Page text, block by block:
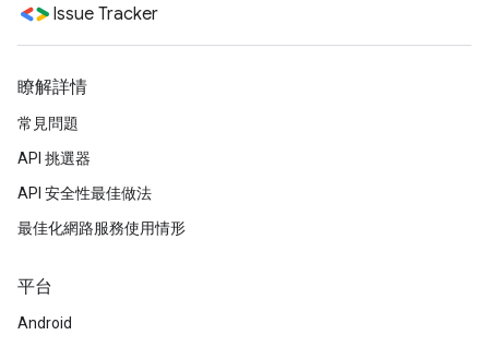
Issue Tracker
瞭解詳情
常見問題
API 挑選器
API 安全性最佳做法
最佳化網路服務使用情形
平台
Android